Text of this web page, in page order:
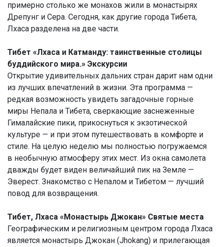
примерно столько же монахов жили в монастырях
Дрепунг и Сера. Сегодня, как другие города Тибета,
Лхаса разделена на две части.
Тибет «Лхаса и Катманду: таинственные столицы
буддийского мира.» Экскурсии
Открытие удивительных дальних стран дарит нам одни
из лучших впечатлений в жизни. Эта программа —
редкая возможность увидеть загадочные горные
миры Непала и Тибета, сверкающие заснеженные
Гималайские пики, прикоснуться к экзотической
культуре — и при этом путешествовать в комфорте и
стиле. На целую неделю мы полностью погружаемся
в необычную атмосферу этих мест. Из окна самолета
дважды будет виден величайший пик на Земле —
Эверест. Знакомство с Непалом и Тибетом — лучший
повод для возвращения.
Тибет, Лхаса «Монастырь Джокан» Святые места
Географическим и религиозным центром города Лхаса
является монастырь Джокан (Jhokang) и прилегающая